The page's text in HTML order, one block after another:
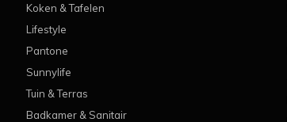
Koken & Tafelen
Lifestyle
Pantone
Sunnylife
Tuin & Terras
Badkamer & Sanitair